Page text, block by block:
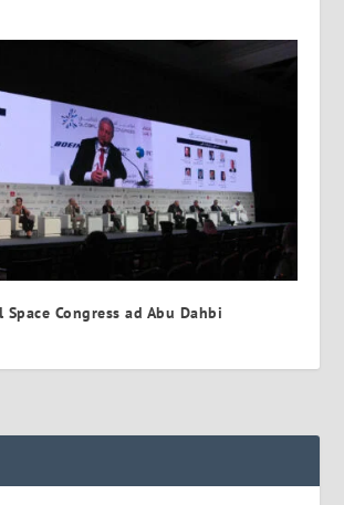
Congress ad Abu Dahbi